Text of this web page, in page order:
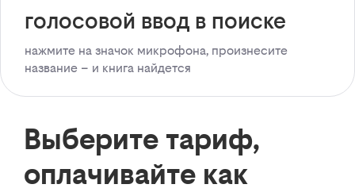
голосовой ввод в поиске
нажмите на значок микрофона, произнесите
название – и книга найдется
Выберите тариф,
оплачивайте как